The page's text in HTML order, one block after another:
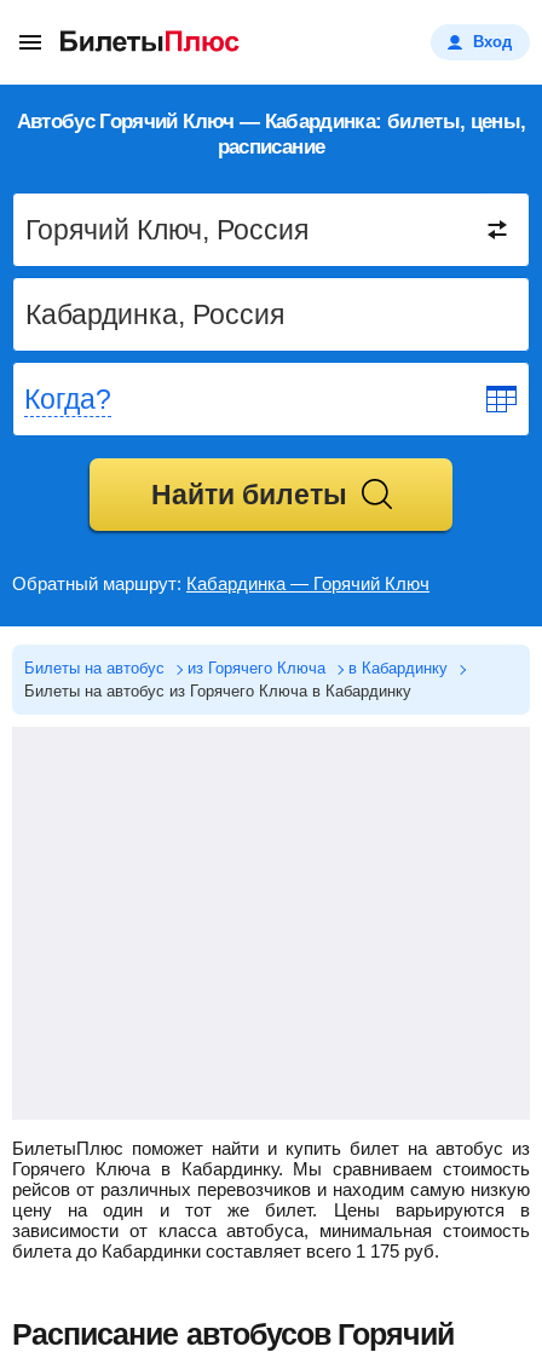
Вход
Автобус Горячий Ключ — Кабардинка: билеты, цены,
расписание
Когда?
Найти билеты
Обратный маршрут: Кабардинка — Горячий Ключ
Билеты на автобус из Горячего Ключа
в Кабардинку
Билеты на автобус из Горячего Ключа в Кабардинку
БилетыПлюс поможет найти и купить билет на автобус из
Горячего Ключа в Кабардинку. Мы сравниваем стоимость
рейсов от различных перевозчиков и находим самую низкую
цену на один и тот же билет. Цены варьируются в
зависимости от класса автобуса, минимальная стоимость
билета до Кабардинки составляет всего 1 175 руб.
Расписание автобусов Горячий